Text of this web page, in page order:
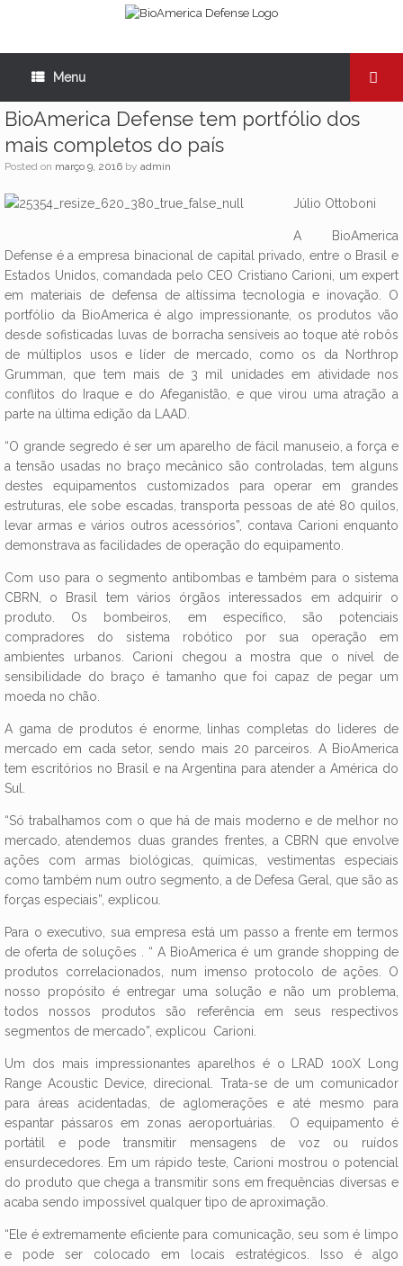
Menu
BioAmerica Defense tem portfólio dos
mais completos do país
Posted on março 9, 2016 by admin
Júlio Ottoboni
A BioAmerica
Defense é a empresa binacional de capital privado, entre o Brasil e
Estados Unidos, comandada pelo CEO Cristiano Carioni, um expert
em materiais de defensa de altíssima tecnologia e inovação. O
portfólio da BioAmerica é algo impressionante, os produtos vão
desde sofisticadas luvas de borracha sensíveis ao toque até robôs
de múltiplos usos e líder de mercado, como os da Northrop
Grumman, que tem mais de 3 mil unidades em atividade nos
conflitos do Iraque e do Afeganistão, e que virou uma atração a
parte na última edição da LAAD.
“O grande segredo é ser um aparelho de fácil manuseio, a força e
a tensão usadas no braço mecânico são controladas, tem alguns
destes equipamentos customizados para operar em grandes
estruturas, ele sobe escadas, transporta pessoas de até 80 quilos,
levar armas e vários outros acessórios”, contava Carioni enquanto
demonstrava as facilidades de operação do equipamento.
Com uso para o segmento antibombas e também para o sistema
CBRN, o Brasil tem vários órgãos interessados em adquirir o
produto. Os bombeiros, em específico, são potenciais
compradores do sistema robótico por sua operação em
ambientes urbanos. Carioni chegou a mostra que o nível de
sensibilidade do braço é tamanho que foi capaz de pegar um
moeda no chão.
A gama de produtos é enorme, linhas completas do lideres de
mercado em cada setor, sendo mais 20 parceiros. A BioAmerica
tem escritórios no Brasil e na Argentina para atender a América do
Sul.
“Só trabalhamos com o que há de mais moderno e de melhor no
mercado, atendemos duas grandes frentes, a CBRN que envolve
ações com armas biológicas, químicas, vestimentas especiais
como também num outro segmento, a de Defesa Geral, que são as
forças especiais”, explicou.
Para o executivo, sua empresa está um passo a frente em termos
de oferta de soluções . “ A BioAmerica é um grande shopping de
produtos correlacionados, num imenso protocolo de ações. O
nosso propósito é entregar uma solução e não um problema,
todos nossos produtos são referência em seus respectivos
segmentos de mercado”, explicou Carioni.
Um dos mais impressionantes aparelhos é o LRAD 100X Long
Range Acoustic Device, direcional. Trata-se de um comunicador
para áreas acidentadas, de aglomerações e até mesmo para
espantar pássaros em zonas aeroportuárias. O equipamento é
portátil e pode transmitir mensagens de voz ou ruídos
ensurdecedores. Em um rápido teste, Carioni mostrou o potencial
do produto que chega a transmitir sons em frequências diversas e
acaba sendo impossível qualquer tipo de aproximação.
“Ele é extremamente eficiente para comunicação, seu som é limpo
e pode ser colocado em locais estratégicos. Isso é algo